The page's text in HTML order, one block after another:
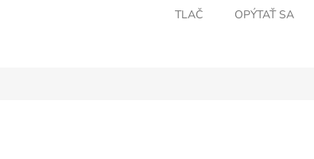
TLAČ OPÝTAŤ SA